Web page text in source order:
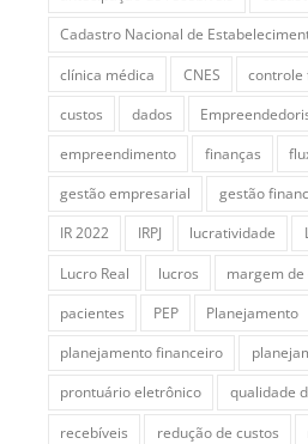
Cadastro Nacional de
clínica médica
CNES controle
custos
dados
empreendimento
finanças
gestão empresarial
gestão
IR 2022
IRPJ lucratividade
Lucro Real
lucros margem
pacientes
PEP
Planejamento
planejamento financeiro
prontuário eletrônico
qualidade
recebíveis
redução de custos